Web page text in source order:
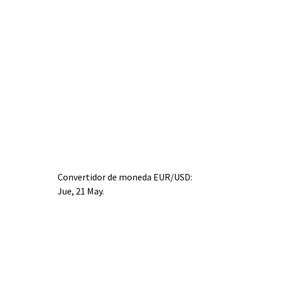
Convertidor de moneda EUR/USD:
Jue, 21 May.